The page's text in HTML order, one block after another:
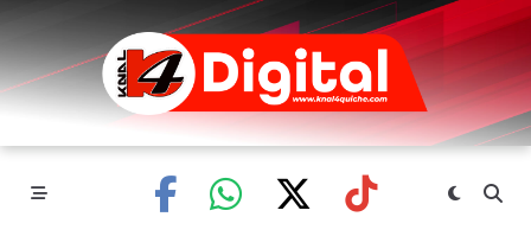
Skip
content